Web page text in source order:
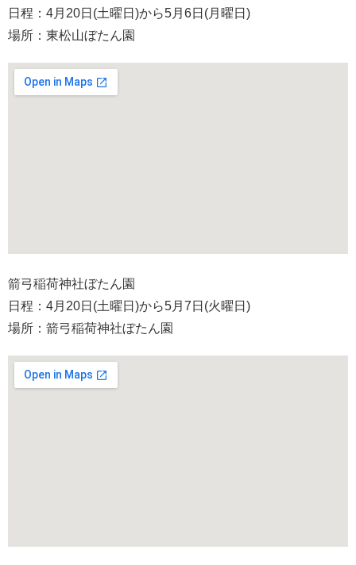
日程：4月20日(土曜日)から5月6日(月曜日)
場所：東松山ぼたん園
箭弓稲荷神社ぼたん園
日程：4月20日(土曜日)から5月7日(火曜日)
場所：箭弓稲荷神社ぼたん園